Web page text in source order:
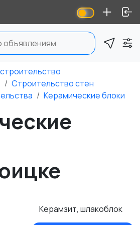
Строительство стен
Керамические блоки
Керамзит, шлакоблок